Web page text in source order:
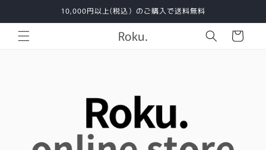
進む
10,000円以上(税込）のご購入で送料無料
Roku.
カ
ー